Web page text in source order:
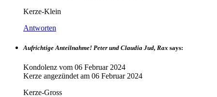
Kerze-Klein
Antworten
Aufrichtige Anteilnahme! Peter und Claudia Jud, Rax says:
Kondolenz vom 06 Februar 2024
Kerze angezündet am 06 Februar 2024
Kerze-Gross